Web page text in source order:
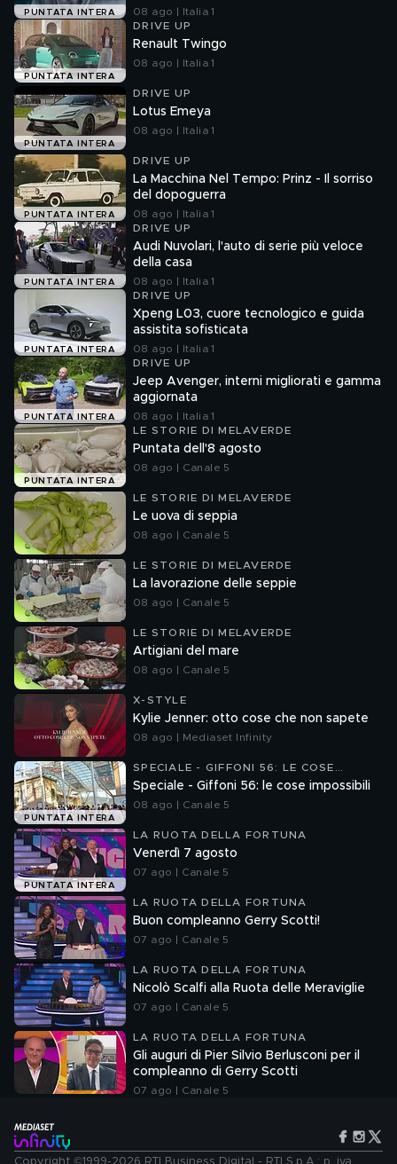
PUNTATA INTERA 08 ago | Italia 1
PUNTATA INTERA
DRIVE UP
Renault Twingo
08 ago | Italia 1
PUNTATA INTERA
DRIVE UP
Lotus Emeya
08 ago | Italia 1
PUNTATA INTERA
DRIVE UP
La Macchina Nel Tempo: Prinz - Il sorriso
del dopoguerra
08 ago | Italia 1
PUNTATA INTERA
DRIVE UP
Audi Nuvolari, l'auto di serie più veloce
della casa
08 ago | Italia 1
PUNTATA INTERA
DRIVE UP
Xpeng L03, cuore tecnologico e guida
assistita sofisticata
08 ago | Italia 1
PUNTATA INTERA
DRIVE UP
Jeep Avenger, interni migliorati e gamma
aggiornata
08 ago | Italia 1
PUNTATA INTERA
LE STORIE DI MELAVERDE
Puntata dell'8 agosto
08 ago | Canale 5
LE STORIE DI MELAVERDE
Le uova di seppia
08 ago | Canale 5
LE STORIE DI MELAVERDE
La lavorazione delle seppie
08 ago | Canale 5
LE STORIE DI MELAVERDE
Artigiani del mare
08 ago | Canale 5
X-STYLE
Kylie Jenner: otto cose che non sapete
08 ago | Mediaset Infinity
PUNTATA INTERA
SPECIALE - GIFFONI 56: LE COSE
IMPOSSIBILI
Speciale - Giffoni 56: le cose impossibili
08 ago | Canale 5
PUNTATA INTERA
LA RUOTA DELLA FORTUNA
Venerdì 7 agosto
07 ago | Canale 5
LA RUOTA DELLA FORTUNA
Buon compleanno Gerry Scotti!
07 ago | Canale 5
LA RUOTA DELLA FORTUNA
Nicolò Scalfi alla Ruota delle Meraviglie
07 ago | Canale 5
LA RUOTA DELLA FORTUNA
Gli auguri di Pier Silvio Berlusconi per il
compleanno di Gerry Scotti
07 ago | Canale 5